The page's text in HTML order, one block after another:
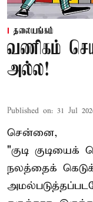
தலையங்கம்
வணிகம்
அல்ல!
Published on: 31 Jul
சென்னை,
"குடி குடியைக்
நலத்தைக்